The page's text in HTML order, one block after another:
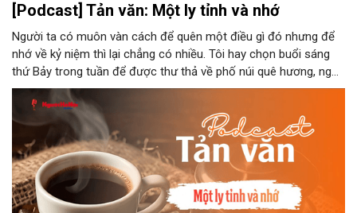
[Podcast] Tản văn: Một ly tỉnh và nhớ
Người ta có muôn vàn cách để quên một điều gì đó nhưng để
nhớ về kỷ niệm thì lại chẳng có nhiều. Tôi hay chọn buổi sáng
thứ Bảy trong tuần để được thư thả về phố núi quê hương, ngồi
đợi giọt đắng của đất đai, mưa nắng điểm từng nhịp xuống
chiếc ly sứ như đợi thời gian mở cánh cửa diệu kì của mình.